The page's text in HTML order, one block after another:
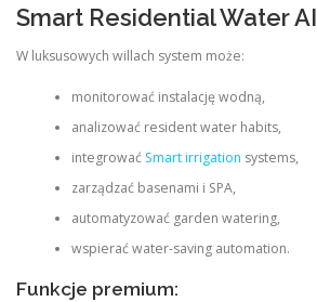
Smart Residential Water AI
W luksusowych willach system może:
monitorować instalację wodną,
analizować resident water habits,
integrować Smart irrigation systems,
zarządzać basenami i SPA,
automatyzować garden watering,
wspierać water-saving automation.
Funkcje premium: